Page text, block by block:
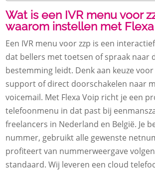
Wat is een IVR menu voor
waarom instellen met
Een IVR menu voor zzp is een
dat bellers met toetsen of spraak naar
bestemming leidt. Denk aan keuze
support of direct doorschakelen naar
voicemail. Met Flexa Voip richt je een
telefoonmenu in dat past bij
freelancers in Nederland en België. Je
nummer, gebruikt alle gewenste
profiteert van nummerweergave
standaard. Wij leveren een cloud